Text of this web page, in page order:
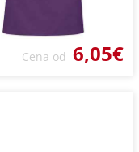
Cena od 6,05€